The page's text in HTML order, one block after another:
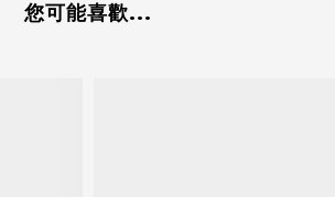
您可能喜歡...